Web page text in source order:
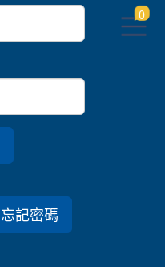
忘記密碼
0